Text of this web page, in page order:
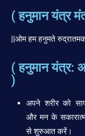
( हनुमान यंत्र
||ओम हम हनुमते
( हनुमान यंत्र:
)
अपने शरीर को
और मन के
से शुरुआत करें।